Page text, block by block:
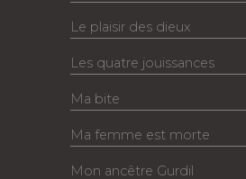
Le plaisir des dieux
Les quatre jouissances
Ma bite
Ma femme est morte
Mon ancêtre Gurdil